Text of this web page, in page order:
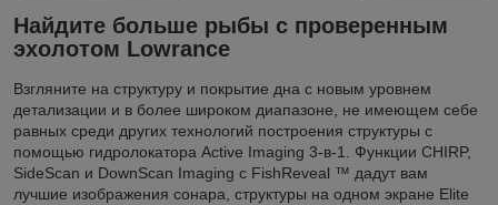
Найдите больше рыбы с проверенным
эхолотом Lowrance
Взгляните на структуру и покрытие дна с новым уровнем
детализации и в более широком диапазоне, не имеющем себе
равных среди других технологий построения структуры с
помощью гидролокатора Active Imaging 3-в-1. Функции CHIRP,
SideScan и DownScan Imaging с FishReveal ™ дадут вам
лучшие изображения сонара, структуры на одном экране Elite